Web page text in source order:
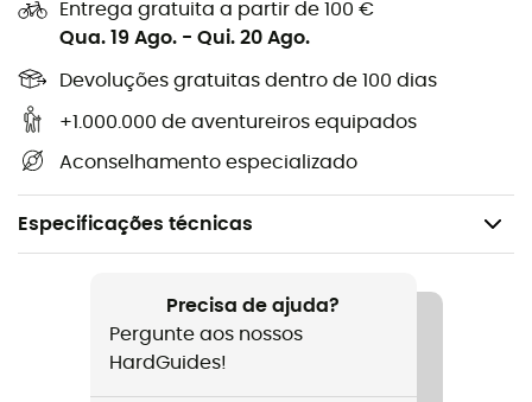
Entrega gratuita a partir de 100 €
Qua. 19 Ago. - Qui. 20 Ago.
Devoluções gratuitas dentro de 100 dias
+1.000.000 de aventureiros equipados
Aconselhamento especializado
Especificações técnicas
Precisa de ajuda?
Pergunte aos nossos
HardGuides!